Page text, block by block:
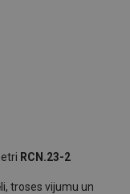
RCN.23-2
troses vijumu un